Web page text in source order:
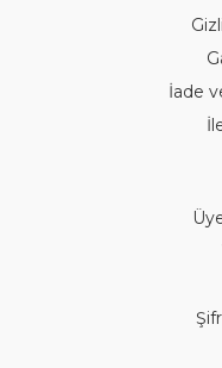
İade